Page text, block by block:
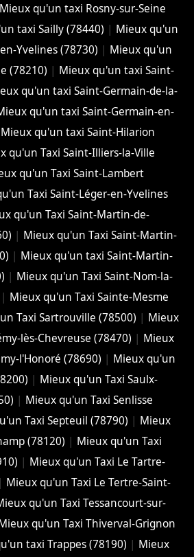
Mieux qu'un taxi Rosny-sur-Seine
taxi Sailly (78440) | Mieux qu'un
Yvelines (78730) | Mieux qu'un
(78210) | Mieux qu'un taxi Saint-
qu'un taxi Saint-Germain-de-la-
qu'un taxi Saint-Germain-en-
Mieux qu'un taxi Saint-Hilarion
qu'un Taxi Saint-Illiers-la-Ville
qu'un Taxi Saint-Lambert
Taxi Saint-Léger-en-Yvelines
qu'un Taxi Saint-Martin-de-
| Mieux qu'un Taxi Saint-Martin-
| Mieux qu'un taxi Saint-Martin-
| Mieux qu'un Taxi Saint-Nom-la-
| Mieux qu'un Taxi Sainte-Mesme
Taxi Sartrouville (78500) | Mieux
lès-Chevreuse (78470) | Mieux
l'Honoré (78690) | Mieux qu'un
| Mieux qu'un Taxi Saulx-
| Mieux qu'un Taxi Senlisse
Taxi Septeuil (78790) | Mieux
(78120) | Mieux qu'un Taxi
| Mieux qu'un Taxi Le Tartre-
| Mieux qu'un Taxi Le Tertre-Saint-
qu'un Taxi Tessancourt-sur-
qu'un Taxi Thiverval-Grignon
taxi Trappes (78190) | Mieux